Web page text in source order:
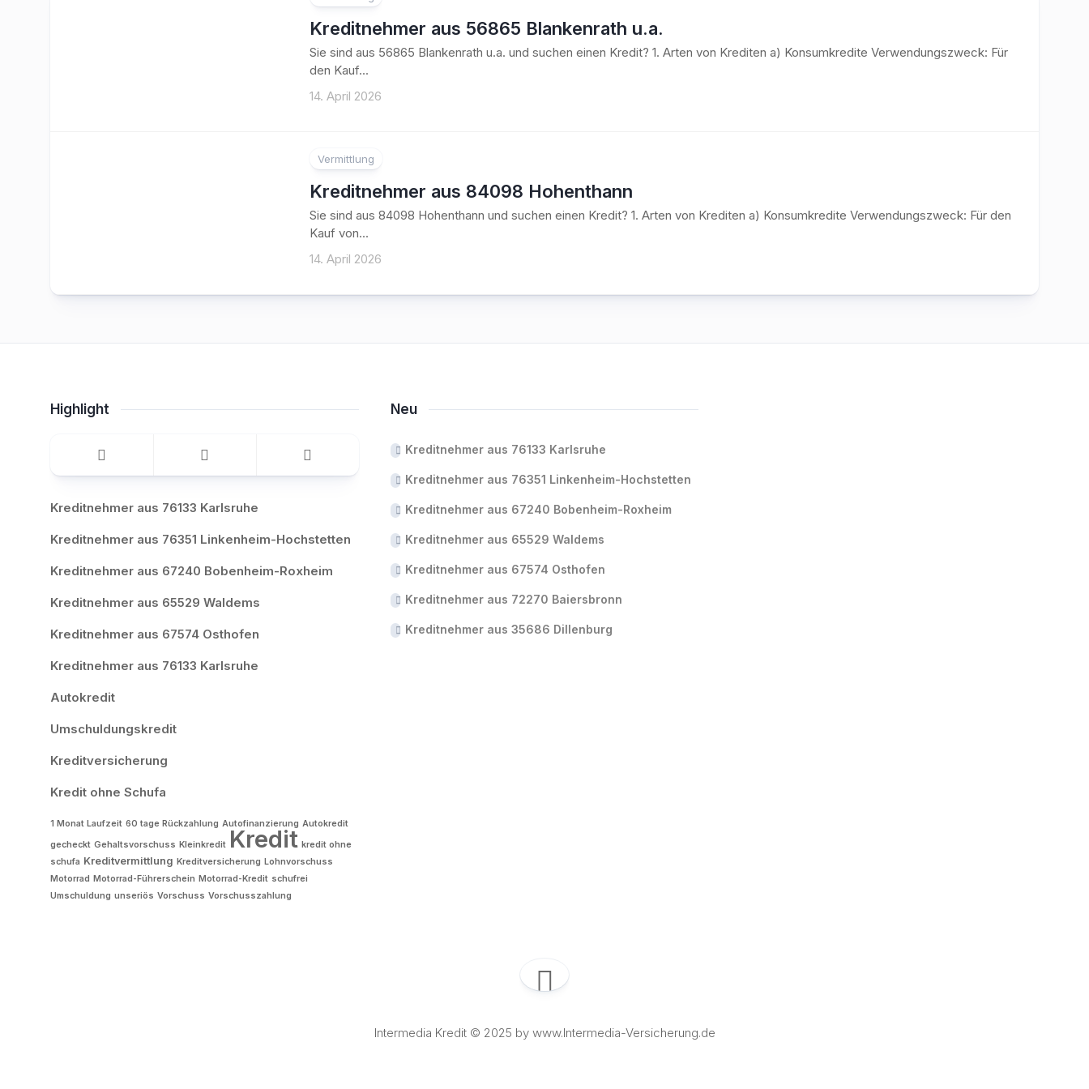
Kreditnehmer aus 56865 Blankenrath u.a.
Sie sind aus 56865 Blankenrath u.a. und suchen einen Kredit? 1. Arten von Krediten a) Konsumkredite Verwendungszweck: Für
den Kauf...
14. April 2026
Vermittlung
Kreditnehmer aus 84098 Hohenthann
Sie sind aus 84098 Hohenthann und suchen einen Kredit? 1. Arten von Krediten a) Konsumkredite Verwendungszweck: Für den
Kauf von...
14. April 2026
Highlight
Kreditnehmer aus 76133 Karlsruhe
Kreditnehmer aus 76351 Linkenheim-Hochstetten
Kreditnehmer aus 67240 Bobenheim-Roxheim
Kreditnehmer aus 65529 Waldems
Kreditnehmer aus 67574 Osthofen
Kreditnehmer aus 76133 Karlsruhe
Autokredit
Umschuldungskredit
Kreditversicherung
Kredit ohne Schufa
1 Monat Laufzeit 60 tage Rückzahlung Autofinanzierung Autokredit
gecheckt Gehaltsvorschuss Kleinkredit Kredit kredit ohne
schufa Kreditvermittlung Kreditversicherung Lohnvorschuss
Motorrad Motorrad-Führerschein Motorrad-Kredit schufrei
Umschuldung unseriös Vorschuss Vorschusszahlung
Neu
Kreditnehmer aus 76133 Karlsruhe
Kreditnehmer aus 76351 Linkenheim-Hochstetten
Kreditnehmer aus 67240 Bobenheim-Roxheim
Kreditnehmer aus 65529 Waldems
Kreditnehmer aus 67574 Osthofen
Kreditnehmer aus 72270 Baiersbronn
Kreditnehmer aus 35686 Dillenburg
Intermedia Kredit © 2025 by www.Intermedia-Versicherung.de